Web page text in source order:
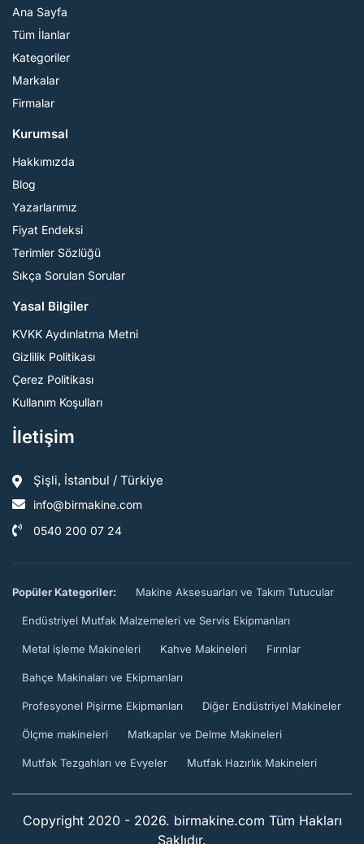
Ana Sayfa
Tüm İlanlar
Kategoriler
Markalar
Firmalar
Kurumsal
Hakkımızda
Blog
Yazarlarımız
Fiyat Endeksi
Terimler Sözlüğü
Sıkça Sorulan Sorular
Yasal Bilgiler
KVKK Aydınlatma Metni
Gizlilik Politikası
Çerez Politikası
Kullanım Koşulları
İletişim
Şişli, İstanbul / Türkiye
info@birmakine.com
0540 200 07 24
Popüler Kategoriler: Makine Aksesuarları ve Takım Tutucular
Endüstriyel Mutfak Malzemeleri ve Servis Ekipmanları
Metal işleme Makineleri Kahve Makineleri Fırınlar
Bahçe Makinaları ve Ekipmanları
Profesyonel Pişirme Ekipmanları Diğer Endüstriyel Makineler
Ölçme makineleri Matkaplar ve Delme Makineleri
Mutfak Tezgahları ve Evyeler Mutfak Hazırlık Makineleri
Copyright 2020 - 2026. birmakine.com Tüm Hakları
Saklıdır.